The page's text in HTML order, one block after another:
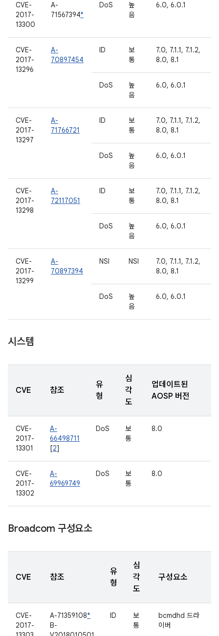
CVE-
2017-
13300
A-
71567394*
DoS
높
음
6.0, 6.0.1
CVE-
2017-
13296
A-
70897454
ID
보
통
7.0, 7.1.1, 7.1.2,
8.0, 8.1
DoS
높
음
6.0, 6.0.1
CVE-
2017-
13297
A-
71766721
ID
보
통
7.0, 7.1.1, 7.1.2,
8.0, 8.1
DoS
높
음
6.0, 6.0.1
CVE-
2017-
13298
A-
72117051
ID
보
통
7.0, 7.1.1, 7.1.2,
8.0, 8.1
DoS
높
음
6.0, 6.0.1
CVE-
2017-
13299
A-
70897394
NSI NSI
7.0, 7.1.1, 7.1.2,
8.0, 8.1
DoS
높
음
6.0, 6.0.1
시스템
CVE 참조
유
형
심
각
도
업데이트된
AOSP 버전
CVE-
2017-
13301
A-
66498711
[2]
DoS
보
통
8.0
CVE-
2017-
13302
A-
69969749
DoS
보
통
8.0
Broadcom 구성요소
CVE 참조
유
형
심
각
도
구성요소
CVE-
2017-
A-71359108*
B-
ID
보
통
bcmdhd 드라
이버